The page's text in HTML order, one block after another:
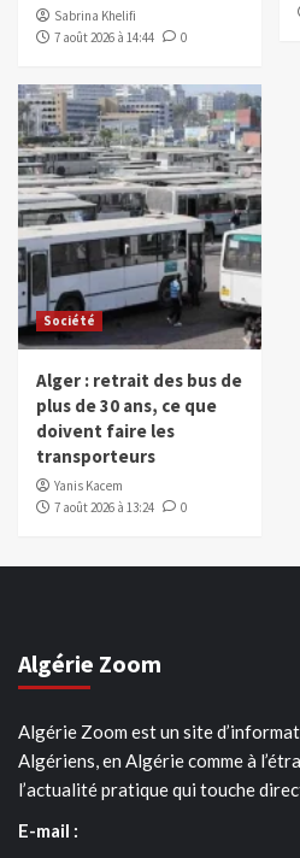
Sabrina Khelifi
7 août 2026 à 14:44
0
Société
Alger : retrait des bus de
plus de 30 ans, ce que
doivent faire les
transporteurs
Yanis Kacem
7 août 2026 à 13:24
0
Algérie Zoom
Algérie Zoom est un site
Algériens, en Algérie comme à
l’actualité pratique qui touche
E-mail :